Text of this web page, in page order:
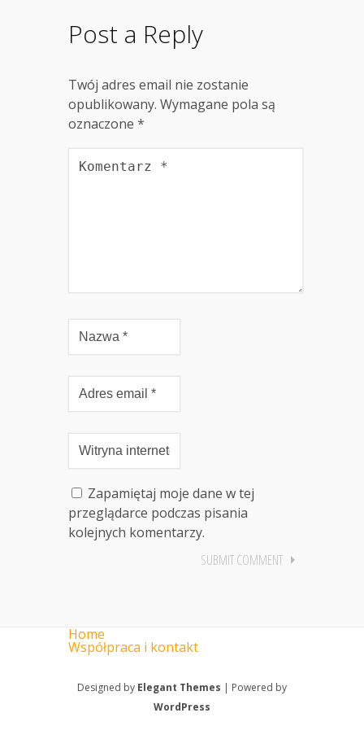
Post a Reply
Twój adres email nie zostanie
opublikowany. Wymagane pola są
oznaczone *
Zapamiętaj moje dane w tej
przeglądarce podczas pisania
kolejnych komentarzy.
Home
Współpraca i kontakt
Designed by Elegant Themes | Powered by
WordPress